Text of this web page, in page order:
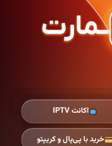
اکانت IPTV
خرید با پی‌پال و کریپتو